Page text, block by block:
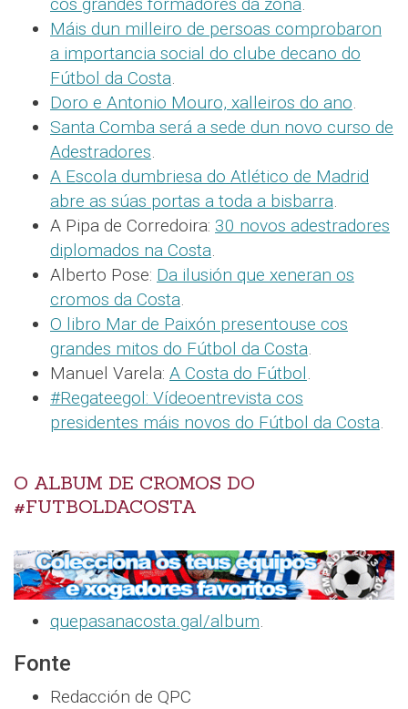
cos grandes formadores da zona.
Máis dun milleiro de persoas comprobaron
a importancia social do clube decano do
Fútbol da Costa.
Doro e Antonio Mouro, xalleiros do ano.
Santa Comba será a sede dun novo curso de
Adestradores.
A Escola dumbriesa do Atlético de Madrid
abre as súas portas a toda a bisbarra.
A Pipa de Corredoira: 30 novos adestradores
diplomados na Costa.
Alberto Pose: Da ilusión que xeneran os
cromos da Costa.
O libro Mar de Paixón presentouse cos
grandes mitos do Fútbol da Costa.
Manuel Varela: A Costa do Fútbol.
#Regateegol: Vídeoentrevista cos
presidentes máis novos do Fútbol da Costa.
O ALBUM DE CROMOS DO
#FUTBOLDACOSTA
quepasanacosta.gal/album.
Fonte
Redacción de QPC